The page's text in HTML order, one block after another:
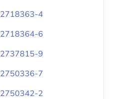
2718363-4
2718364-6
2737815-9
2750336-7
2750342-2